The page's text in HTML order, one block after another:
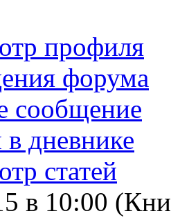
профиля
форума
сообщение
в дневнике
статей
в 10:00